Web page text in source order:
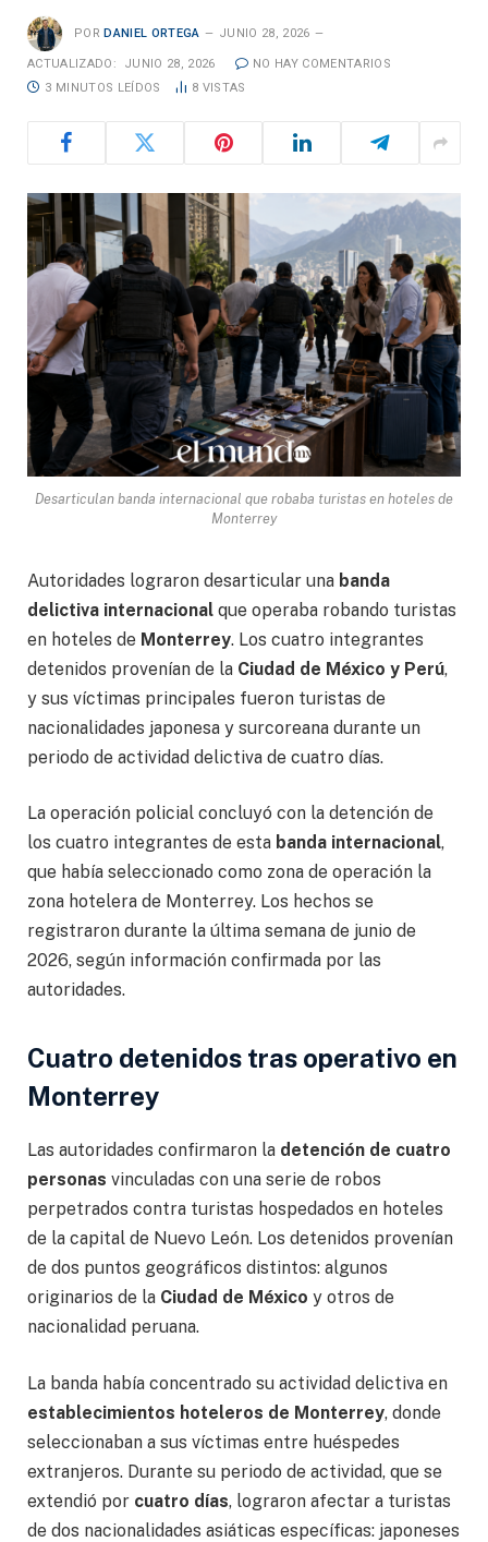
POR DANIEL ORTEGA JUNIO 28, 2026
ACTUALIZADO: JUNIO 28, 2026
NO HAY COMENTARIOS
3 MINUTOS LEÍDOS
8 VISTAS
Desarticulan banda internacional que robaba turistas en hoteles de
Monterrey
Autoridades lograron desarticular una banda
delictiva internacional que operaba robando turistas
en hoteles de Monterrey. Los cuatro integrantes
detenidos provenían de la Ciudad de México y Perú,
y sus víctimas principales fueron turistas de
nacionalidades japonesa y surcoreana durante un
periodo de actividad delictiva de cuatro días.
La operación policial concluyó con la detención de
los cuatro integrantes de esta banda internacional,
que había seleccionado como zona de operación la
zona hotelera de Monterrey. Los hechos se
registraron durante la última semana de junio de
2026, según información confirmada por las
autoridades.
Cuatro detenidos tras operativo en
Monterrey
Las autoridades confirmaron la detención de cuatro
personas vinculadas con una serie de robos
perpetrados contra turistas hospedados en hoteles
de la capital de Nuevo León. Los detenidos provenían
de dos puntos geográficos distintos: algunos
originarios de la Ciudad de México y otros de
nacionalidad peruana.
La banda había concentrado su actividad delictiva en
establecimientos hoteleros de Monterrey, donde
seleccionaban a sus víctimas entre huéspedes
extranjeros. Durante su periodo de actividad, que se
extendió por cuatro días, lograron afectar a turistas
de dos nacionalidades asiáticas específicas: japoneses